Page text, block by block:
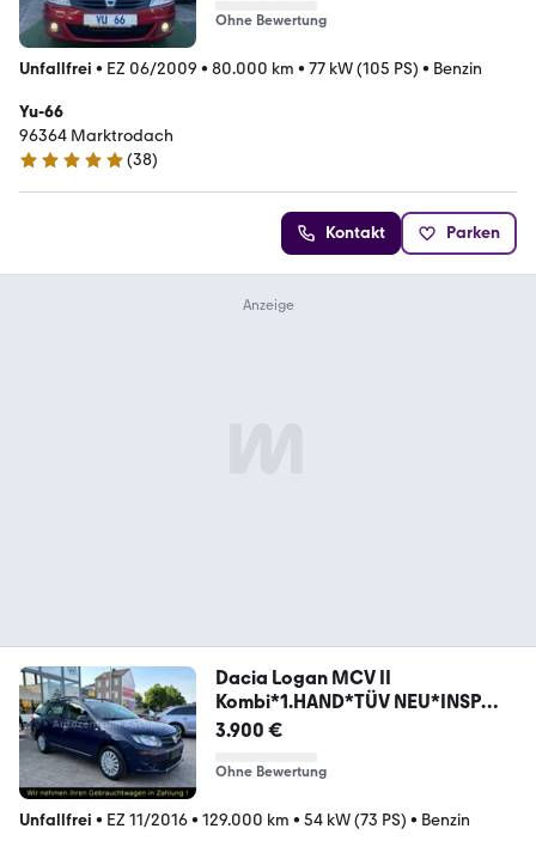
Ohne Bewertung
Unfallfrei • EZ 06/2009 • 80.000 km • 77 kW (105 PS) • Benzin
Yu-66
96364 Marktrodach
5 Sterne
(38)
Kontakt Parken
Dacia Logan MCV II
Kombi*1.HAND*TÜV NEU*INSP
NEU*EURO6
3.900 €
Ohne Bewertung
Unfallfrei • EZ 11/2016• 129.000 km • 54 kW (73 PS) • Benzin